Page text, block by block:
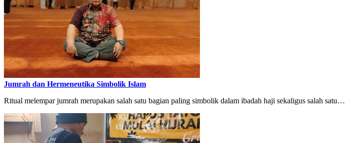
Jumrah dan Hermeneutika Simbolik Islam
Ritual melempar jumrah merupakan salah satu bagian paling simbolik dalam ibadah haji sekaligus salah satu…